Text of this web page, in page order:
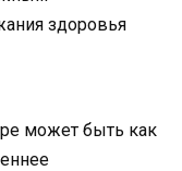
здоровья
может быть как